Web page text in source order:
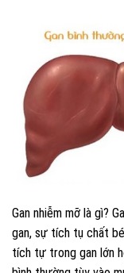
Gan nhiễm mỡ là gì?
gan, sự tích tụ chất
tích tự trong gan lớn